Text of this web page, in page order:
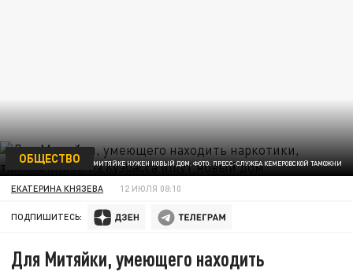
МИТЯЙКЕ НУЖЕН НОВЫЙ ДОМ. ФОТО: ПРЕСС-СЛУЖБА КЕМЕРОВСКОЙ ТАМОЖНИ
ОБЩЕСТВО
ЕКАТЕРИНА КНЯЗЕВА 12 ИЮЛЯ 08:10
ПОДПИШИТЕСЬ:
Для Митяйки, умеющего находить